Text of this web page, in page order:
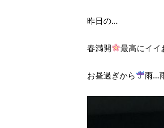
昨日の…
春満開 最高にイ
お昼過ぎから 雨…